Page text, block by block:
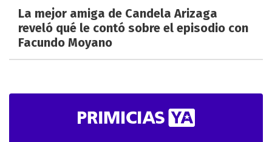
La mejor amiga de Candela Arizaga
reveló qué le contó sobre el episodio con
Facundo Moyano